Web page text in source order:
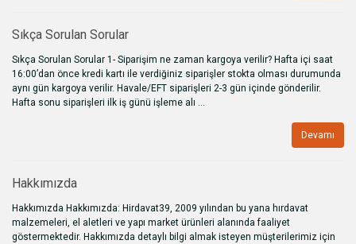
Sıkça Sorulan Sorular
Sıkça Sorulan Sorular 1- Siparişim ne zaman kargoya verilir? Hafta içi saat
16:00’dan önce kredi kartı ile verdiğiniz siparişler stokta olması durumunda
aynı gün kargoya verilir. Havale/EFT siparişleri 2-3 gün içinde gönderilir.
Hafta sonu siparişleri ilk iş günü işleme alı ...
Devamı
Hakkımızda
Hakkımızda Hakkımızda: Hirdavat39, 2009 yılından bu yana hırdavat
malzemeleri, el aletleri ve yapı market ürünleri alanında faaliyet
göstermektedir. Hakkımızda detaylı bilgi almak isteyen müşterilerimiz için